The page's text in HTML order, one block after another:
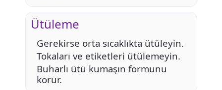
Ütüleme
Gerekirse orta sıcaklıkta ütüleyin.
Tokaları ve etiketleri ütülemeyin.
Buharlı ütü kumaşın formunu
korur.